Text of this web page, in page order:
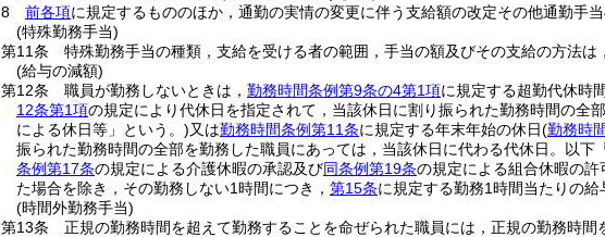
8
前各項に規定するもののほか，通勤の実情の変更に伴う支給額の改定その他通勤手
(特殊勤務手当)
第11条
特殊勤務手当の種類，支給を受ける者の範囲，手当の額及びその支給の方法は
(給与の減額)
第12条
職員が勤務しないときは， 勤務時間条例第9条の4第1項に規定する超勤代休時
12条第1項の規定により代休日を指定されて，当該休日に割り振られた勤務時間の
による休日等」という。)又は勤務時間条例第11条に規定する年末年始の休日(勤務時
振られた勤務時間の全部を勤務した職員にあっては，当該休日に代わる代休日。以下
条例第17条の規定による介護休暇の承認及び同条例第19条の規定による組合休暇の
た場合を除き，その勤務しない1時間につき， 第15条に規定する勤務1時間当たりの給
(時間外勤務手当)
第13条
正規の勤務時間を超えて勤務することを命ぜられた職員には，正規の勤務時